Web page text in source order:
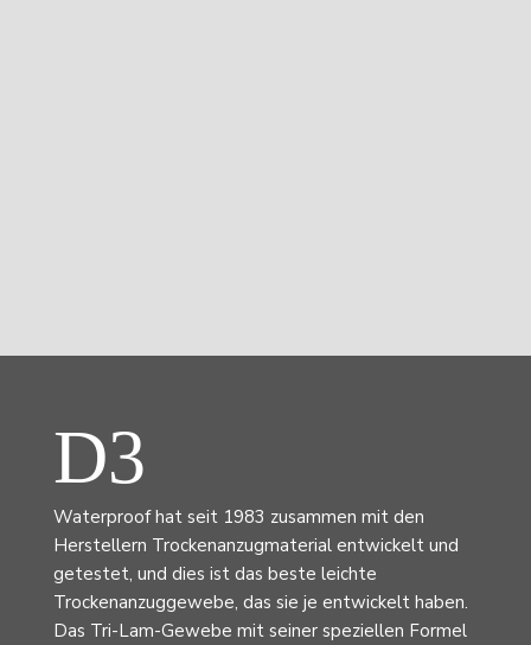
D3
Waterproof hat seit 1983 zusammen mit den
Herstellern Trockenanzugmaterial entwickelt und
getestet, und dies ist das beste leichte
Trockenanzuggewebe, das sie je entwickelt haben.
Das Tri-Lam-Gewebe mit seiner speziellen Formel